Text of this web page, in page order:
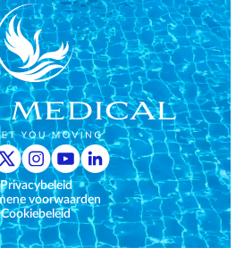
Privacybeleid
voorwaarden
Cookiebeleid